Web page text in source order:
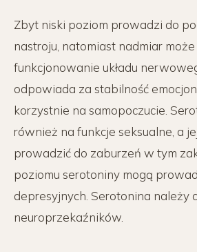
Zbyt niski poziom prowadzi do
nastroju, natomiast nadmiar
funkcjonowanie układu
odpowiada za stabilność
korzystnie na samopoczucie.
również na funkcje seksualne, a
prowadzić do zaburzeń w tym
poziomu serotoniny mogą
depresyjnych. Serotonina należy
neuroprzekaźników.